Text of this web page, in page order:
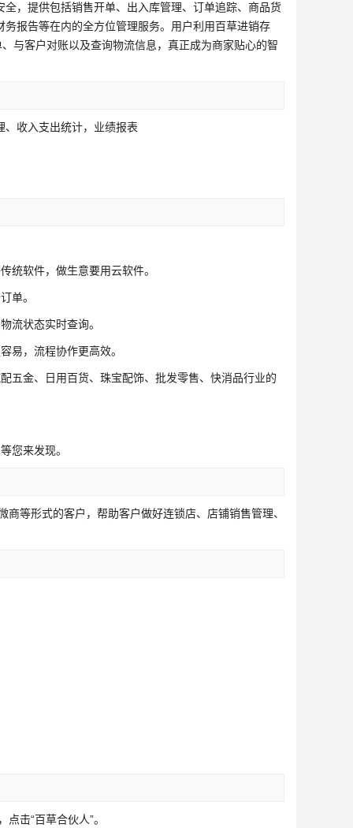
，提供包括销售开单、出入库管理、订单追踪、商品货
报告等在内的全方位管理服务。用户利用百草进销存
与客户对账以及查询物流信息，真正成为商家贴心的智
收入支出统计，业绩报表
统软件，做生意要用云软件。
单。
流状态实时查询。
易，流程协作更高效。
五金、日用百货、珠宝配饰、批发零售、快消品行业的
您来发现。
等形式的客户，帮助客户做好连锁店、店铺销售管理、
击“百草合伙人”。